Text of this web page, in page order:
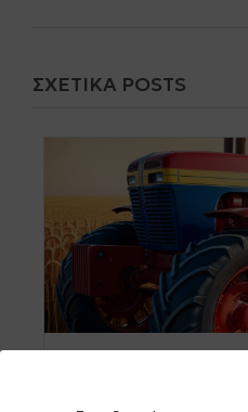
ΣΧΕΤΙΚΆ POSTS